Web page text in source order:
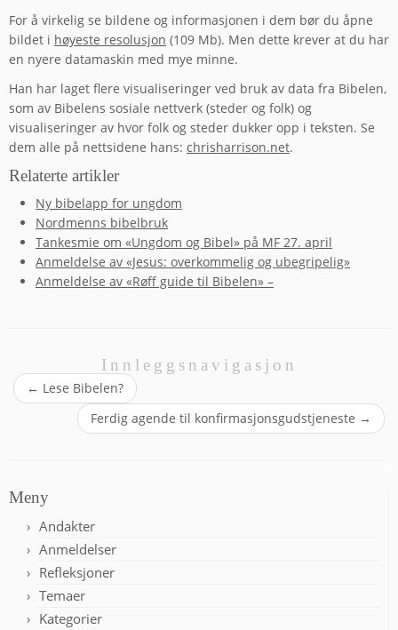
For å virkelig se bildene og informasjonen i dem bør du åpne
bildet i høyeste resolusjon (109 Mb). Men dette krever at du har
en nyere datamaskin med mye minne.
Han har laget flere visualiseringer ved bruk av data fra Bibelen,
som av Bibelens sosiale nettverk (steder og folk) og
visualiseringer av hvor folk og steder dukker opp i teksten. Se
dem alle på nettsidene hans: chrisharrison.net.
Relaterte artikler
Ny bibelapp for ungdom
Nordmenns bibelbruk
Tankesmie om «Ungdom og Bibel» på MF 27. april
Anmeldelse av «Jesus: overkommelig og ubegripelig»
Anmeldelse av «Røff guide til Bibelen» –
Innleggsnavigasjon
← Lese Bibelen?
Ferdig agende til konfirmasjonsgudstjeneste →
Meny
Andakter
Anmeldelser
Refleksjoner
Temaer
Kategorier